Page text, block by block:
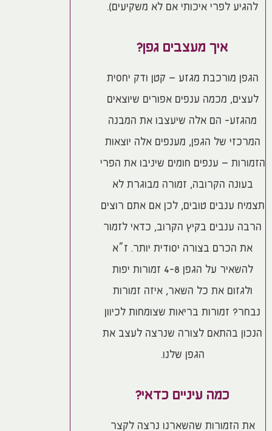
להגיע לפרי איכותי אם לא משקיעים).
איך מעצבים גפן?
הגפן מורכבת מגזע – קטן ודק יחסית
לעצים, מכמה ענפים אפורים שיוצאים
מהגזע- הם אלה שיעצבו את המבנה
המרכזי של הגפן, מענפים אלה יוצאות
הזמורות – ענפים חומים שיניבו את הפרי
בעונה הקרובה, זמורה מבוגרת לא
תצמיח ענבים טובים, לכן אם אתם רוצים
הרבה ענבים בקיץ הקרוב, כדאי לזמור
את הכרם בצורה יסודית יותר. ז”א
להשאיר על הגפן 4-8 זמורות יפות
ולגזום את כל השאר, איזה זמורות
נבחר? זמורות בריאות שצומחות לכיוון
הנכון בהתאם לצורה שנרצה לעצב את
הגפן שלנו.
כמה עיניים כדאי?
את הזמורות שהשארנו נרצה לקצר